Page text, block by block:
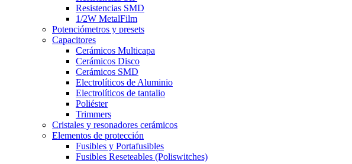
Resistencias SMD
1/2W MetalFilm
Potenciómetros y presets
Capacitores
Cerámicos Multicapa
Cerámicos Disco
Cerámicos SMD
Electrolíticos de Aluminio
Electrolíticos de tantalio
Poliéster
Trimmers
Cristales y resonadores cerámicos
Elementos de protección
Fusibles y Portafusibles
Fusibles Reseteables (Poliswitches)